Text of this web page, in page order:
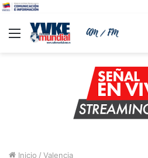
Menu
Inicio / Valencia